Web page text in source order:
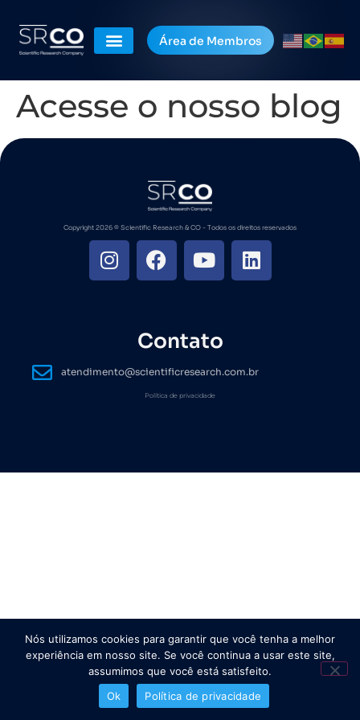
Área de Membros
Acesse o nosso blog
Copyright 2026 ©️ Scientific Research & CO - Todos os direitos reservados
Contato
atendimento@scientificresearch.com.br
Política de privacidade
Nós utilizamos cookies para garantir que você tenha a melhor
experiência em nosso site. Se você continua a usar este site,
assumimos que você está satisfeito.
Ok
Política de privacidade